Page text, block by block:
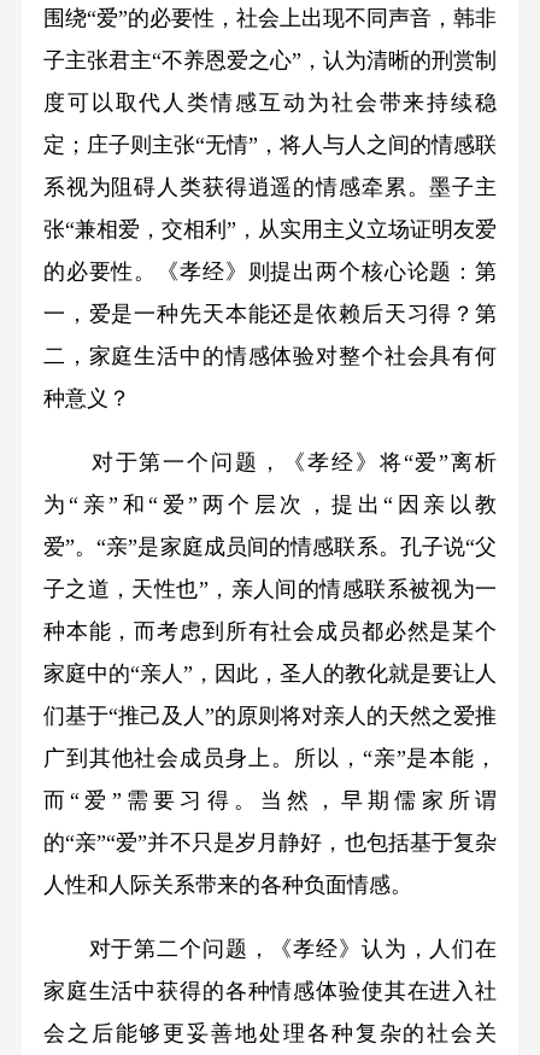
围绕“爱”的必要性，社会上出现不同声音，韩非
子主张君主“不养恩爱之心”，认为清晰的刑赏制
度可以取代人类情感互动为社会带来持续稳
定；庄子则主张“无情”，将人与人之间的情感联
系视为阻碍人类获得逍遥的情感牵累。墨子主
张“兼相爱，交相利”，从实用主义立场证明友爱
的必要性。《孝经》则提出两个核心论题：第
一，爱是一种先天本能还是依赖后天习得？第
二，家庭生活中的情感体验对整个社会具有何
种意义？
对于第一个问题，《孝经》将“爱”离析
为“亲”和“爱”两个层次，提出“因亲以教
爱”。“亲”是家庭成员间的情感联系。孔子说“父
子之道，天性也”，亲人间的情感联系被视为一
种本能，而考虑到所有社会成员都必然是某个
家庭中的“亲人”，因此，圣人的教化就是要让人
们基于“推己及人”的原则将对亲人的天然之爱推
广到其他社会成员身上。所以，“亲”是本能，
而“爱”需要习得。当然，早期儒家所谓
的“亲”“爱”并不只是岁月静好，也包括基于复杂
人性和人际关系带来的各种负面情感。
对于第二个问题，《孝经》认为，人们在
家庭生活中获得的各种情感体验使其在进入社
会之后能够更妥善地处理各种复杂的社会关